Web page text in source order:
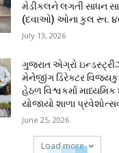
મેડીકલને લગતી સાધન
(દવાઓ) ઓના કુલ રૂા.
July 13, 2026
ગુજરાત એગ્રો ઇન્ડસ્ટ્રીઝ
મેનેજીંગ ડિરેક્ટર
હેઠળ વિશ્વકર્મા માધ્યમિક
યોજાયો શાળા
June 25, 2026
Load more